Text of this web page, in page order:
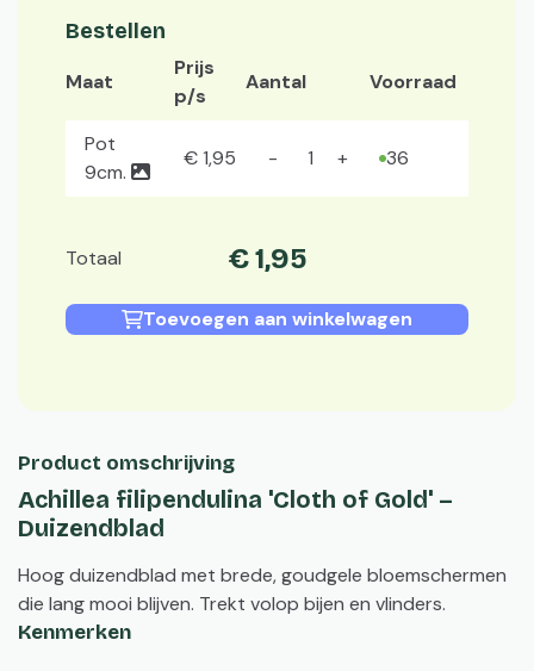
Bestellen
Maat
Prijs
p/s
Aantal Voorraad
Pot
9cm.
€1,95 36
Totaal €1,95
Toevoegen aan winkelwagen
Product omschrijving
Achillea filipendulina 'Cloth of Gold' –
Duizendblad
Hoog duizendblad met brede, goudgele bloemschermen
die lang mooi blijven. Trekt volop bijen en vlinders.
Kenmerken